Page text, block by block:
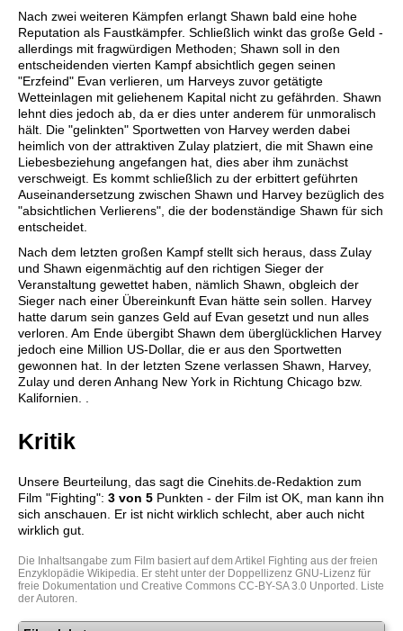
Nach zwei weiteren Kämpfen erlangt Shawn bald eine hohe
Reputation als Faustkämpfer. Schließlich winkt das große Geld -
allerdings mit fragwürdigen Methoden; Shawn soll in den
entscheidenden vierten Kampf absichtlich gegen seinen
"Erzfeind" Evan verlieren, um Harveys zuvor getätigte
Wetteinlagen mit geliehenem Kapital nicht zu gefährden. Shawn
lehnt dies jedoch ab, da er dies unter anderem für unmoralisch
hält. Die "gelinkten" Sportwetten von Harvey werden dabei
heimlich von der attraktiven Zulay platziert, die mit Shawn eine
Liebesbeziehung angefangen hat, dies aber ihm zunächst
verschweigt. Es kommt schließlich zu der erbittert geführten
Auseinandersetzung zwischen Shawn und Harvey bezüglich des
"absichtlichen Verlierens", die der bodenständige Shawn für sich
entscheidet.
Nach dem letzten großen Kampf stellt sich heraus, dass Zulay
und Shawn eigenmächtig auf den richtigen Sieger der
Veranstaltung gewettet haben, nämlich Shawn, obgleich der
Sieger nach einer Übereinkunft Evan hätte sein sollen. Harvey
hatte darum sein ganzes Geld auf Evan gesetzt und nun alles
verloren. Am Ende übergibt Shawn dem überglücklichen Harvey
jedoch eine Million US-Dollar, die er aus den Sportwetten
gewonnen hat. In der letzten Szene verlassen Shawn, Harvey,
Zulay und deren Anhang New York in Richtung Chicago bzw.
Kalifornien. .
Kritik
Unsere Beurteilung, das sagt die Cinehits.de-Redaktion zum
Film "Fighting": 3 von 5 Punkten - der Film ist OK, man kann ihn
sich anschauen. Er ist nicht wirklich schlecht, aber auch nicht
wirklich gut.
Die Inhaltsangabe zum Film basiert auf dem Artikel Fighting aus der freien
Enzyklopädie Wikipedia . Er steht unter der Doppellizenz GNU-Lizenz für
freie Dokumentation und Creative Commons CC-BY-SA 3.0 Unported Liste
der Autoren